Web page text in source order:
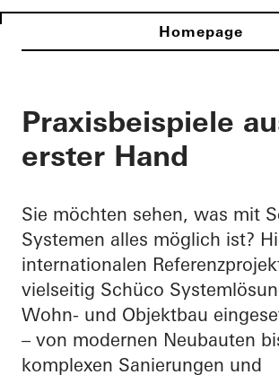
Homepage
Praxisbeispiele
erster Hand
Sie möchten sehen, was mit
Systemen alles möglich ist?
internationalen
vielseitig Schüco
Wohn- und Objektbau
– von modernen Neubauten
komplexen Sanierungen und